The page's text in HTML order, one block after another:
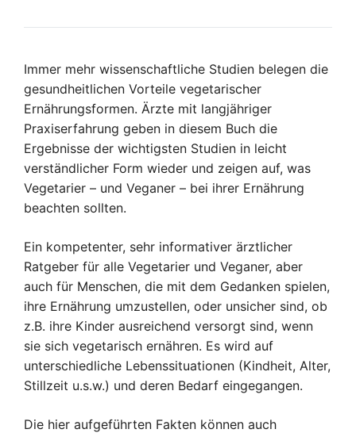
Immer mehr wissenschaftliche Studien belegen die
gesundheitlichen Vorteile vegetarischer
Ernährungsformen. Ärzte mit langjähriger
Praxiserfahrung geben in diesem Buch die
Ergebnisse der wichtigsten Studien in leicht
verständlicher Form wieder und zeigen auf, was
Vegetarier – und Veganer – bei ihrer Ernährung
beachten sollten.
Ein kompetenter, sehr informativer ärztlicher
Ratgeber für alle Vegetarier und Veganer, aber
auch für Menschen, die mit dem Gedanken spielen,
ihre Ernährung umzustellen, oder unsicher sind, ob
z.B. ihre Kinder ausreichend versorgt sind, wenn
sie sich vegetarisch ernähren. Es wird auf
unterschiedliche Lebenssituationen (Kindheit, Alter,
Stillzeit u.s.w.) und deren Bedarf eingegangen.
Die hier aufgeführten Fakten können auch